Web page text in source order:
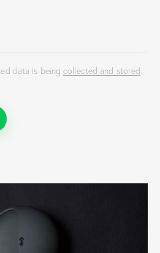
data is beingcollected and stored